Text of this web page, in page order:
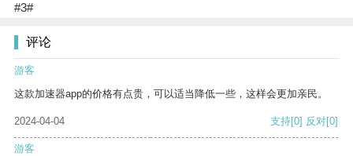
#3#
评论
游客
这款加速器app的价格有点贵，可以适当降低一些，这样会更加亲民。
2024-04-04 支持[0] 反对[0]
游客